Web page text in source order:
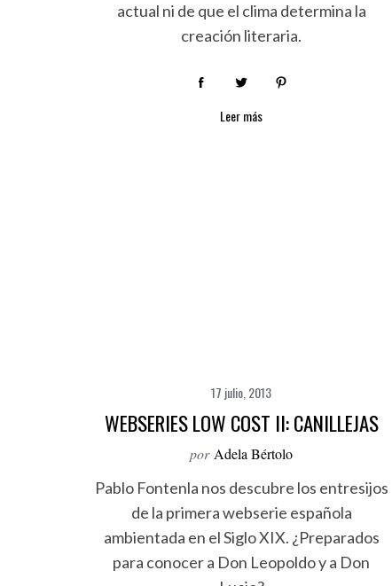
actual ni de que el clima determina la
creación literaria.
Leer más
17 julio, 2013
WEBSERIES LOW COST II: CANILLEJAS
por Adela Bértolo
Pablo Fontenla nos descubre los entresijos
de la primera webserie española
ambientada en el Siglo XIX. ¿Preparados
para conocer a Don Leopoldo y a Don